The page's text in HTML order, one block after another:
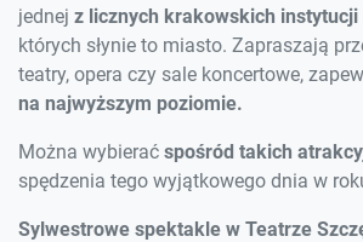
jednej z licznych krakowskich
których słynie to miasto. Zapraszają
teatry, opera czy sale koncertowe,
na najwyższym poziomie.
Można wybierać spośród takich
spędzenia tego wyjątkowego dnia w
Sylwestrowe spektakle w Teatrze